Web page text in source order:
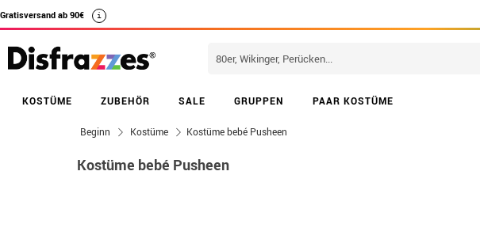
Gratisversand ab 90€ i
KOSTÜME ZUBEHÖR SALE GRUPPEN PAAR KOSTÜME
Beginn Kostüme Kostüme bebé Pusheen
Kostüme bebé Pusheen